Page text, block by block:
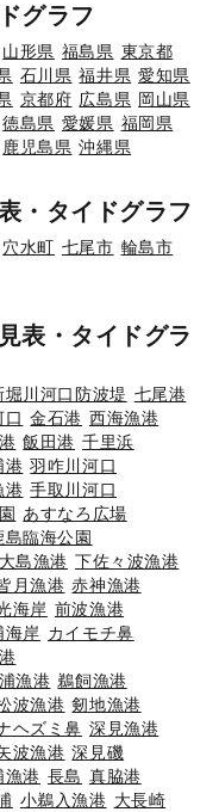
グラフ
山形県 福島県 東京都
石川県 福井県 愛知県
京都府 広島県 岡山県
徳島県 愛媛県 福岡県
鹿児島県 沖縄県
・タイドグラフ
穴水町 七尾市 輪島市
表・タイドグラ
堀川河口防波堤 七尾港
口 金石港 西海漁港
飯田港 千里浜
港 羽咋川河口
港 手取川河口
あすなろ広場
島臨海公園
大島漁港 下佐々波漁港
月漁港 赤神漁港
海岸 前波漁港
海岸 カイモチ鼻
漁港 鵜飼漁港
波漁港 剱地漁港
ヘズミ鼻 深見漁港
波漁港 深見磯
漁港 長島 真脇港
小鵜入漁港 大長崎